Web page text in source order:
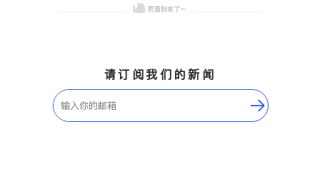
请订阅我们的新闻